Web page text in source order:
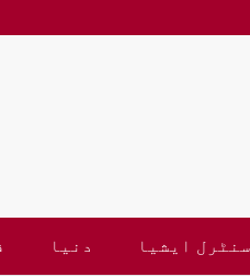
سنٹرل ایشیا دنیا